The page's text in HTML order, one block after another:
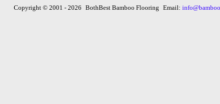
Copyright © 2001 - 2026 BothBest Bamboo Flooring Email: